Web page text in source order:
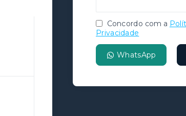
Concordo com a
Privacidade
WhatsApp